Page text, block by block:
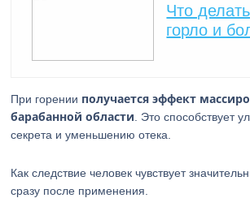
Что
горло и
При горении получается эффект
барабанной области . Это способствует
секрета и уменьшению отека.
Как следствие человек чувствует
сразу после применения.